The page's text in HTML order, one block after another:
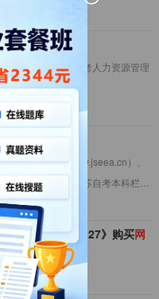
网站在哪里
站在哪里?上海自考人力资源管理
网
02-27 09:00:00
考试院网站（www.jseea.cn）、
），更多关注江苏自考本科栏
08-02 09:01:06
与网站建设06627》购买网
02-06 17:32:19